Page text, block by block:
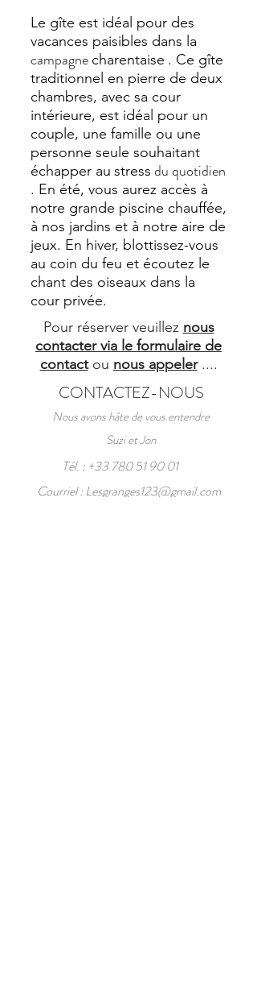
Le gîte est idéal pour des
vacances paisibles dans la
campagne charentaise . Ce gîte
traditionnel en pierre de deux
chambres, avec sa cour
intérieure, est idéal pour un
couple, une famille ou une
personne seule souhaitant
échapper au stress du quotidien
. En été, vous aurez accès à
notre grande piscine chauffée,
à nos jardins et à notre aire de
jeux. En hiver, blottissez-vous
au coin du feu et écoutez le
chant des oiseaux dans la
cour privée.
Pour réserver veuillez nous
contacter via le formulaire de
contactou nous appeler....
CONTACTEZ-NOUS
Nous avons hâte de vous entendre
Suzi et Jon
Tél. : +33 780 51 90 01
Courriel : Lesgranges123@gmail.com